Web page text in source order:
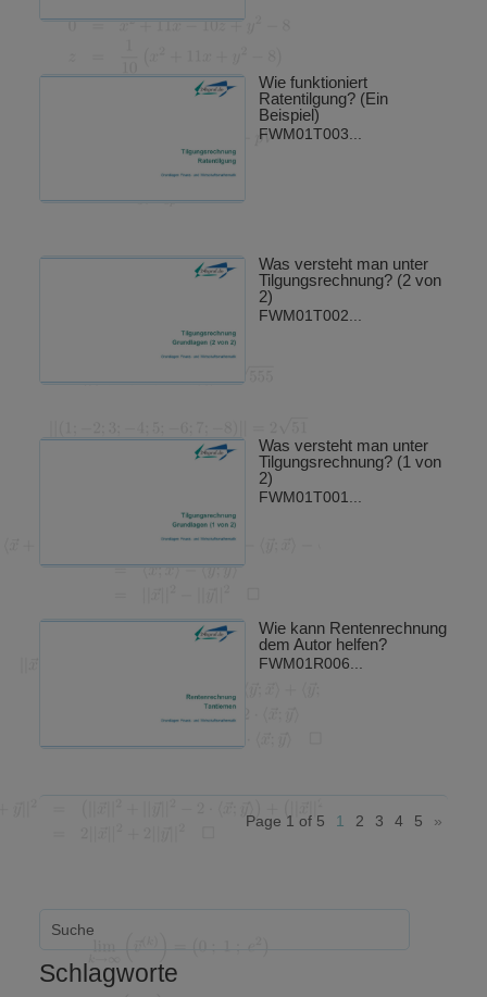
Wie funktioniert
Ratentilgung? (Ein
Beispiel)
FWM01T003...
Was versteht man unter
Tilgungsrechnung? (2 von
2)
FWM01T002...
Was versteht man unter
Tilgungsrechnung? (1 von
2)
FWM01T001...
Wie kann Rentenrechnung
dem Autor helfen?
FWM01R006...
Page 1 of 5 1 2 3 4 5 »
Schlagworte